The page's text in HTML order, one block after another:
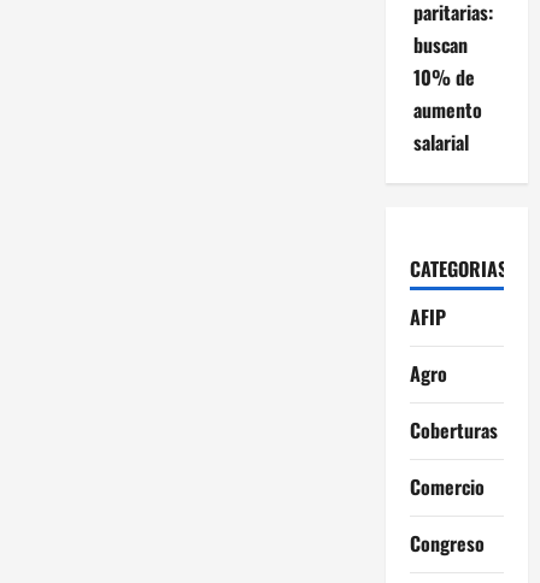
paritarias:
buscan
10% de
aumento
salarial
CATEGORIAS
AFIP
Agro
Coberturas
Comercio
Congreso